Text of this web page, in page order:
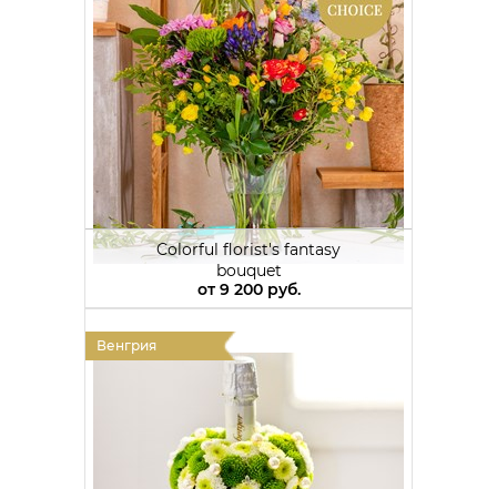
Colorful florist's fantasy
bouquet
от9 200 руб.
Венгрия